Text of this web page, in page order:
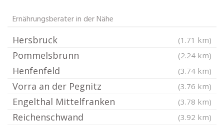
Ernährungsberater in der Nähe
Hersbruck (1.71 km)
Pommelsbrunn (2.24 km)
Henfenfeld (3.74 km)
Vorra an der Pegnitz (3.76 km)
Engelthal Mittelfranken (3.78 km)
Reichenschwand (3.92 km)